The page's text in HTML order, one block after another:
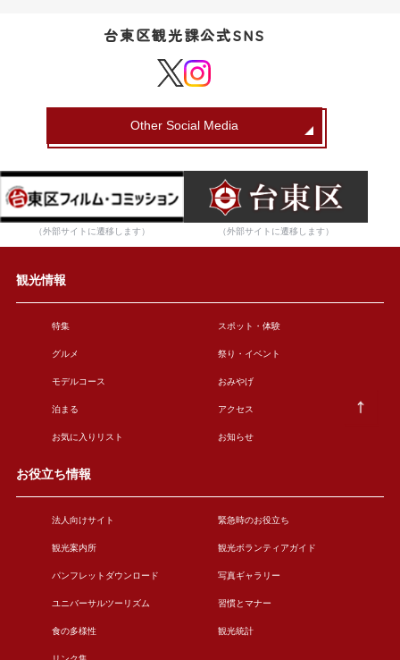
台東区観光課公式SNS
Other Social Media
（外部サイトに遷移します） （外部サイトに遷移します）
観光情報
特集 スポット・体験
グルメ 祭り・イベント
モデルコース おみやげ
泊まる アクセス
お気に入りリスト お知らせ
お役立ち情報
法人向けサイト 緊急時のお役立ち
観光案内所 観光ボランティアガイド
パンフレットダウンロード 写真ギャラリー
ユニバーサルツーリズム 習慣とマナー
食の多様性 観光統計